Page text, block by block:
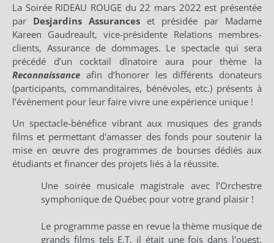
La Soirée RIDEAU ROUGE du 22 mars 2022 est présentée
par Desjardins Assurances et présidée par Madame
Kareen Gaudreault, vice-présidente Relations membres-
clients, Assurance de dommages. Le spectacle qui sera
précédé d’un cocktail dînatoire aura pour thème la
Reconnaissance afin d’honorer les différents donateurs
(participants, commanditaires, bénévoles, etc.) présents à
l’événement pour leur faire vivre une expérience unique !
Un spectacle-bénéfice vibrant aux musiques des grands
films et permettant d'amasser des fonds pour soutenir la
mise en œuvre des programmes de bourses dédiés aux
étudiants et financer des projets liés à la réussite.
Une soirée musicale magistrale avec l’Orchestre
symphonique de Québec pour votre grand plaisir !
Le programme passe en revue la thème musique de
grands films tels E.T, il était une fois dans l'ouest,